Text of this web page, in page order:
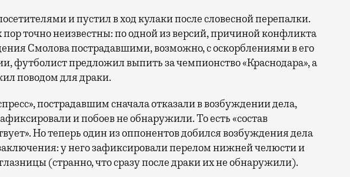
и пустил в ход кулаки после словесной перепалки.
точно неизвестны: по одной из версий, причиной конфликта
Смолова пострадавшими, возможно, с оскорблениями в его
футболист предложил выпить за чемпионство «Краснодара», а
поводом для драки.
пострадавшим сначала отказали в возбуждении дела,
и побоев не обнаружили. То есть «состав
Но теперь один из оппонентов добился возбуждения дела
у него зафиксировали перелом нижней челюсти и
(странно, что сразу после драки их не обнаружили).